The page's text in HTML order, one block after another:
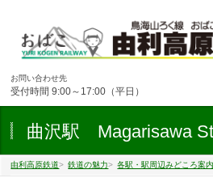
お問い合わせ先
受付時間 9:00～17:00（平日）
曲沢駅 Magarisawa
由利高原鉄道> 鉄道の魅力> 各駅・駅周辺みどころ案